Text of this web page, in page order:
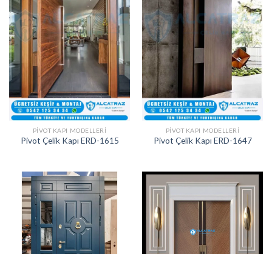
PIVOT KAPI MODELLERI
Pivot Çelik Kapı ERD-1615
PIVOT KAPI MODELLERI
Pivot Çelik Kapı ERD-1647